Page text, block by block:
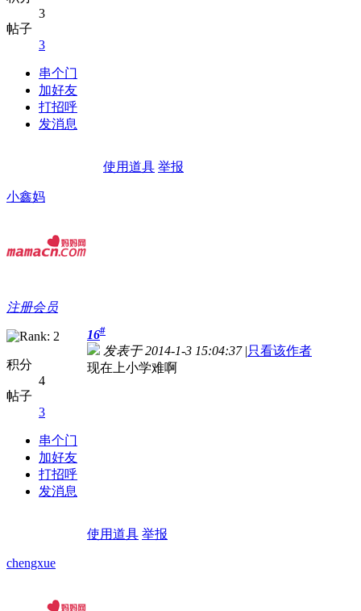
3
帖子
3
串个门
加好友
打招呼
发消息
使用道具 举报
小鑫妈
注册会员
积分
4
帖子
3
串个门
加好友
打招呼
发消息
16#
发表于 2014-1-3 15:04:37 |只看该作者
现在上小学难啊
使用道具 举报
chengxue